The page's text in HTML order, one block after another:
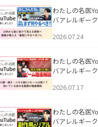
わたしの名医
バアレルギー
える男性へ｜医
公開いたしま
2026.07.24
わたしの名医
バアレルギー
跡にVビームは
説」を公開い
2026.07.17
わたしの名医
バアレルギー